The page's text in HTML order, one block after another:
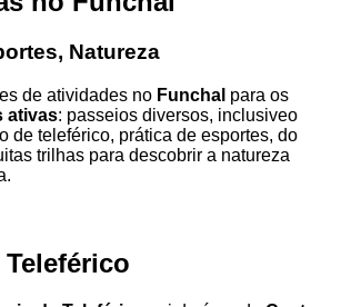
Natureza
de atividades no Funchal para os
ativas: passeios diversos, inclusiveo
de teleférico, prática de esportes, do
trilhas para descobrir a natureza